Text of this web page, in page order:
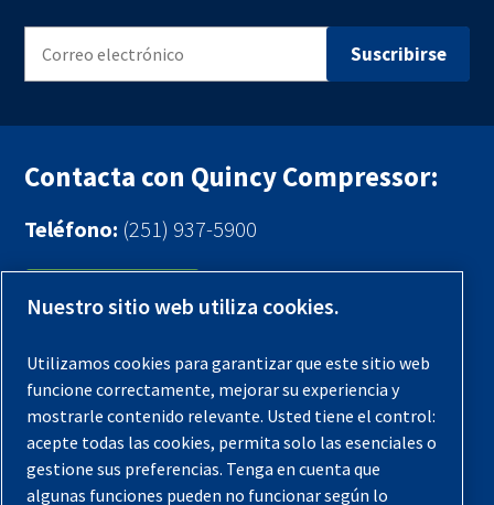
Contacta con Quincy Compressor:
Teléfono: (251) 937-5900
Contáctenos
Registra tu compresor
Aviso legal
Garantías
Política de privacidad
Nuestro sitio web utiliza cookies.
Utilizamos cookies para garantizar que este sitio web
funcione correctamente, mejorar su experiencia y
mostrarle contenido relevante. Usted tiene el control:
acepte todas las cookies, permita solo las esenciales o
gestione sus preferencias. Tenga en cuenta que
algunas funciones pueden no funcionar según lo